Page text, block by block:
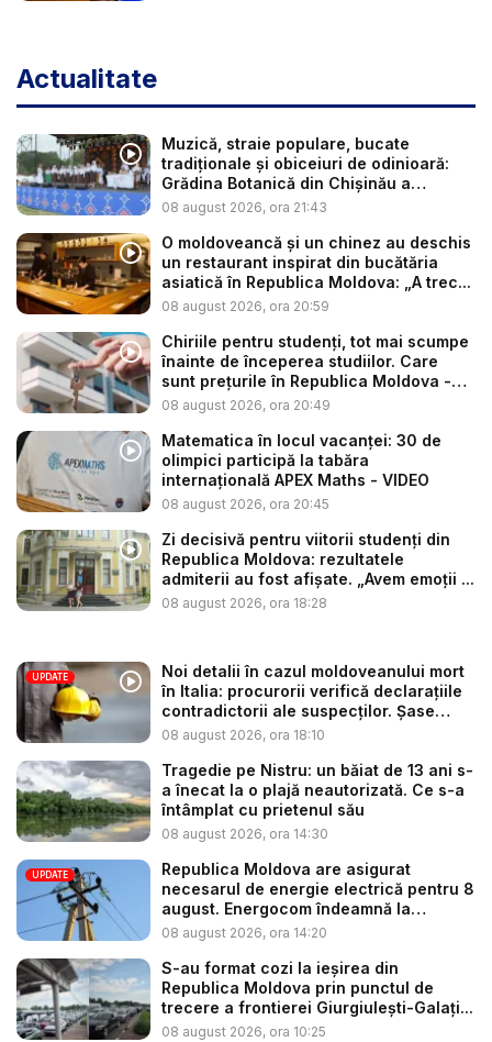
Actualitate
Muzică, straie populare, bucate
tradiționale și obiceiuri de odinioară:
Grădina Botanică din Chișinău a
găzdui...
08 august 2026, ora 21:43
O moldoveancă și un chinez au deschis
un restaurant inspirat din bucătăria
asiatică în Republica Moldova: „A trec...
08 august 2026, ora 20:59
Chiriile pentru studenți, tot mai scumpe
înainte de începerea studiilor. Care
sunt prețurile în Republica Moldova -
V...
08 august 2026, ora 20:49
Matematica în locul vacanței: 30 de
olimpici participă la tabăra
internațională APEX Maths - VIDEO
08 august 2026, ora 20:45
Zi decisivă pentru viitorii studenți din
Republica Moldova: rezultatele
admiterii au fost afișate. „Avem emoții ...
08 august 2026, ora 18:28
UPDATE
Noi detalii în cazul moldoveanului mort
în Italia: procurorii verifică declarațiile
contradictorii ale suspecților. Șase
per...
08 august 2026, ora 18:10
Tragedie pe Nistru: un băiat de 13 ani s-
a înecat la o plajă neautorizată. Ce s-a
întâmplat cu prietenul său
08 august 2026, ora 14:30
UPDATE
Republica Moldova are asigurat
necesarul de energie electrică pentru 8
august. Energocom îndeamnă la
consu...
08 august 2026, ora 14:20
S-au format cozi la ieșirea din
Republica Moldova prin punctul de
trecere a frontierei Giurgiulești-Galați...
08 august 2026, ora 10:25